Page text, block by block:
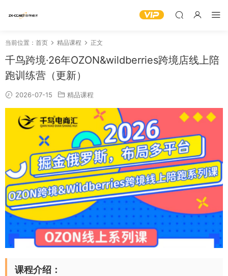
当前位置： 首页 精品课程 正文
千鸟跨境·26年OZON&wildberries跨境店线上陪
跑训练营（更新）
2026-07-15 精品课程
课程介绍：